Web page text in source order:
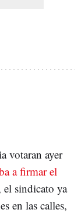
votaran ayer
a firmar el
el sindicato ya
en las calles,